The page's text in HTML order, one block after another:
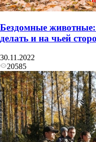
Бездомные животные:
делать и на чьей
30.11.2022
20585